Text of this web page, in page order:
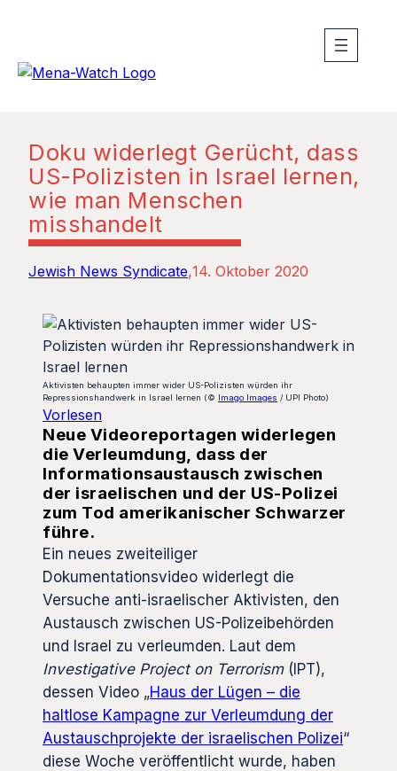
Doku widerlegt Gerücht, dass
US-Polizisten in Israel lernen,
wie man Menschen
misshandelt
Jewish News Syndicate 14. Oktober 2020
Aktivisten behaupten immer wider US-Polizisten würden ihr
Repressionshandwerk in Israel lernen (© Imago Images / UPI Photo)
Vorlesen
Neue Videoreportagen widerlegen
die Verleumdung, dass der
Informationsaustausch zwischen
der israelischen und der US-Polizei
zum Tod amerikanischer Schwarzer
führe.
Ein neues zweiteiliger
Dokumentationsvideo widerlegt die
Versuche anti-israelischer Aktivisten, den
Austausch zwischen US-Polizeibehörden
und Israel zu verleumden. Laut dem
Investigative Project on Terrorism(IPT),
dessen Video „Haus der Lügen – die
haltlose Kampagne zur Verleumdung der
Austauschprojekte der israelischen Polizei“
diese Woche veröffentlicht wurde, haben